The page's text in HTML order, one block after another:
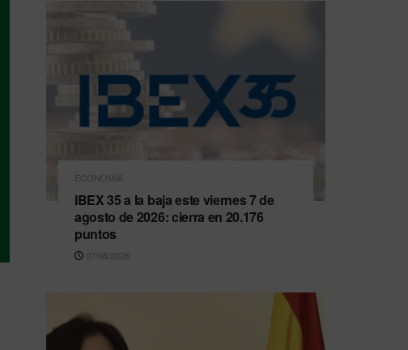
ECONOMÍA
IBEX 35 a la baja este viernes 7 de
agosto de 2026: cierra en 20.176
puntos
07/08/2026